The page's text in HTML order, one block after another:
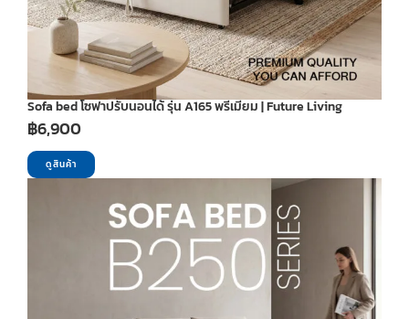
Sofa bed โซฟาปรับนอนได้ รุ่น A165 พรีเมียม | Future Living
฿6,900
ดูสินค้า